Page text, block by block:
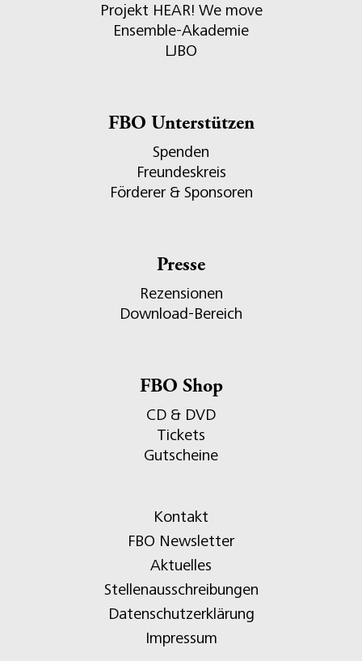
Projekt HEAR! We move
Ensemble-Akademie
LJBO
FBO Unterstützen
Spenden
Freundeskreis
Förderer & Sponsoren
Presse
Rezensionen
Download-Bereich
FBO Shop
CD & DVD
Tickets
Gutscheine
Kontakt
FBO Newsletter
Aktuelles
Stellenausschreibungen
Datenschutzerklärung
Impressum